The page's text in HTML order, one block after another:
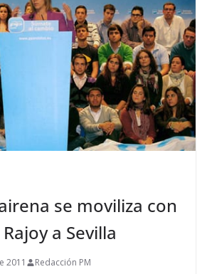
se moviliza con
a Sevilla
2011 Redacción PM